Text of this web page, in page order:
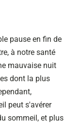
pause en fin de
à notre santé
mauvaise nuit
dont la plus
peut s'avérer
sommeil, et plus